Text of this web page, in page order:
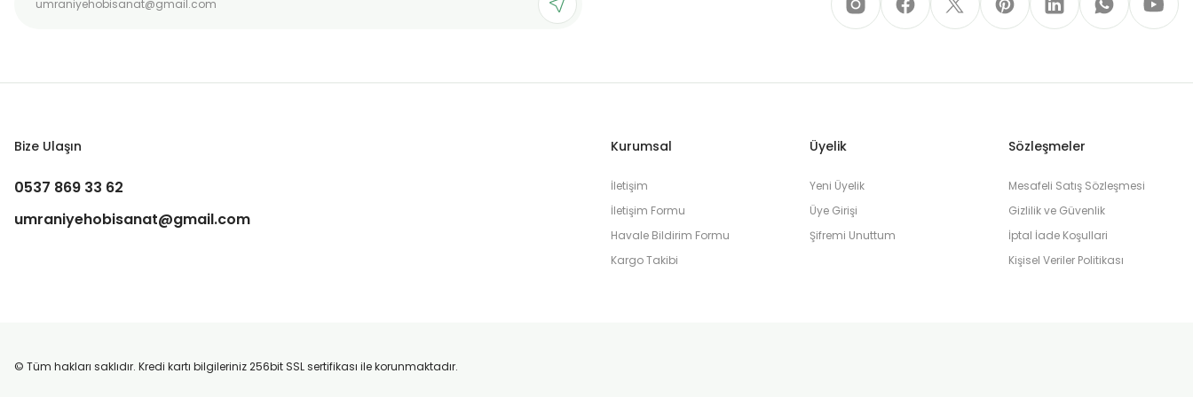
Bize Ulaşın
0537 869 33 62
umraniyehobisanat@gmail.com
Kurumsal
İletişim
İletişim Formu
Havale Bildirim Formu
Kargo Takibi
Üyelik
Yeni Üyelik
Üye Girişi
Şifremi Unuttum
Sözleşmeler
Mesafeli Satış Sözleşmesi
Gizlilik ve Güvenlik
İptal İade Koşullari
Kişisel Veriler Politikası
© Tüm hakları saklıdır. Kredi kartı bilgileriniz 256bit SSL sertifikası ile korunmaktadır.